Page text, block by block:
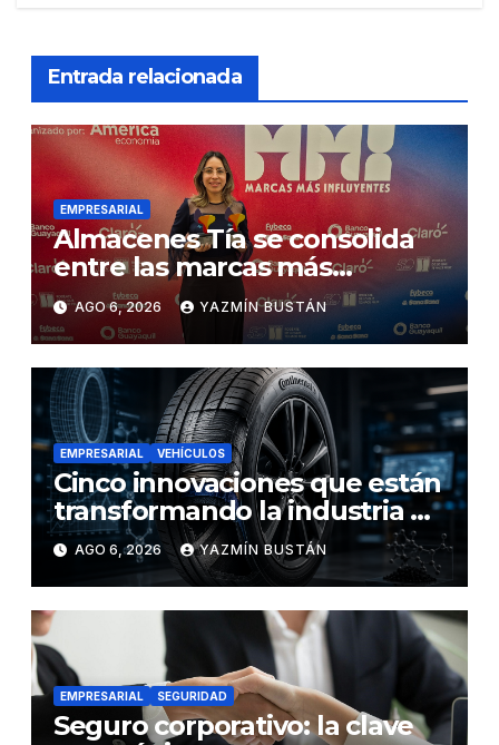
Entrada relacionada
EMPRESARIAL
Almacenes Tía se consolida
entre las marcas más
influyentes del Ecuador
AGO 6, 2026 YAZMÍN BUSTÁN
EMPRESARIAL VEHÍCULOS
Cinco innovaciones que están
transformando la industria de
los neumáticos y redefinen el
futuro de la movilidad
AGO 6, 2026 YAZMÍN BUSTÁN
EMPRESARIAL SEGURIDAD
Seguro corporativo: la clave